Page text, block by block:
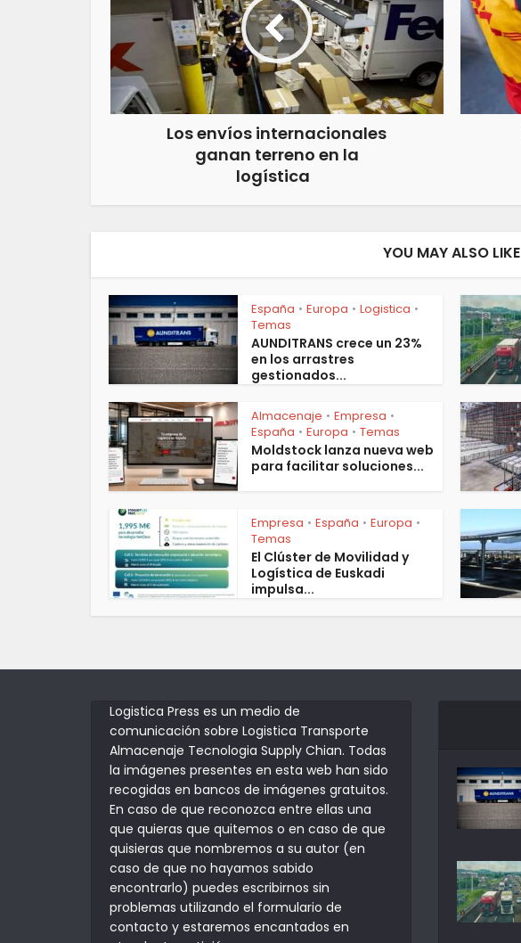
Los envíos internacionales
ganan terreno en la
logística
YOU MAY ALSO LIKE
España • Europa • Logistica •
Temas
AUNDITRANS crece un 23%
en los arrastres
gestionados...
Almacenaje • Empresa •
España • Europa • Temas
Moldstock lanza nueva web
para facilitar soluciones...
Empresa • España • Europa •
Temas
El Clúster de Movilidad y
Logística de Euskadi
impulsa...
Logistica Press es un medio de
comunicación sobre Logistica Transporte
Almacenaje Tecnologia Supply Chian. Todas
la imágenes presentes en esta web han sido
recogidas en bancos de imágenes gratuitos.
En caso de que reconozca entre ellas una
que quieras que quitemos o en caso de que
quisieras que nombremos a su autor (en
caso de que no hayamos sabido
encontrarlo) puedes escribirnos sin
problemas utilizando el formulario de
contacto y estaremos encantados en